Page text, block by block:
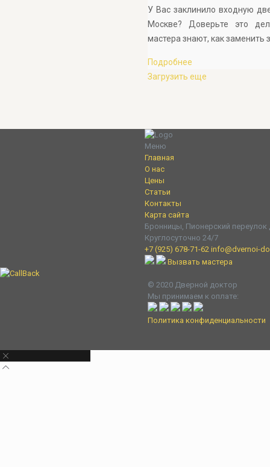
У Вас заклинило входную
Москве? Доверьте это
мастера знают, как заменить
Подробнее
Загрузить еще
Меню
Главная
О нас
Цены
Статьи
Контакты
Карта сайта
Бронницы, Пионерский переулок
Круглосуточно 24/7
+7 (925) 678-71-62 info@dvernoi-
Вызвать мастера
© 2020 Дверной доктор
Мы принимаем к оплате:
Политика конфиденциальности